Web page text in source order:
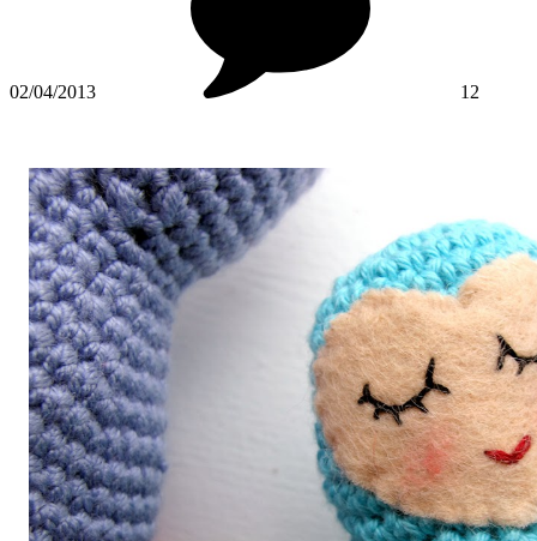
02/04/2013 12